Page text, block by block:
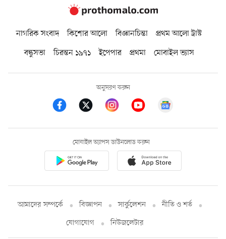
নাগরিক সংবাদ কিশোর আলো বিজ্ঞানচিন্তা
প্রথম আলো ট্রাস্ট
বন্ধুসভা
চিরন্তন ১৯৭১ ইপেপার প্রথমা মোবাইল ভ্যাস
অনুসরণ করুন
মোবাইল অ্যাপস ডাউনলোড করুন
আমাদের সম্পর্কে বিজ্ঞাপন সার্কুলেশন
নীতি ও শর্ত
যোগাযোগ
নিউজলেটার